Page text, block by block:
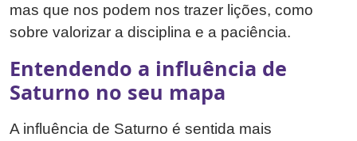
mas que nos podem nos trazer lições, como
sobre valorizar a disciplina e a paciência.
Entendendo a influência de
Saturno no seu mapa
A influência de Saturno é sentida mais